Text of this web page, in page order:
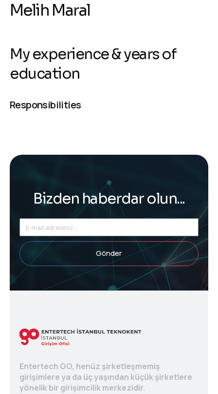
Melih Maral
My experience & years of
education
Responsibilities
Bizden haberdar olun...
Gönder
Entertech GO, henüz şirketleşmemiş
girişimlere ya da üç yaşından küçük şirketlere
yönelik bir girişimcilik merkezidir.